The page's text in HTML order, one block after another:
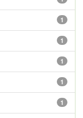
1
1
1
1
1